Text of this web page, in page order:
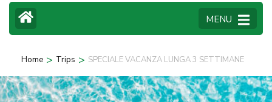
MENU
Home > Trips > SPECIALE VACANZA LUNGA 3 SETTIMANE